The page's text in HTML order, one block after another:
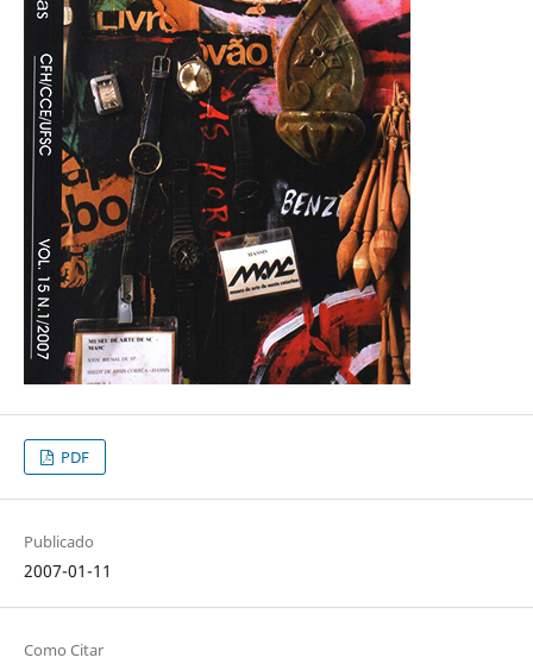
PDF
Publicado
2007-01-11
Como Citar